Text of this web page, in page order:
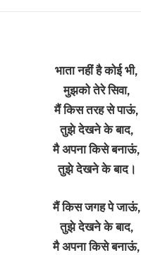
भाता नहीं है कोई भी,
मुझको तेरे सिवा,
मैं किस तरह से पाऊं,
तुझे देखने के बाद,
मै अपना किसे बनाऊं,
तुझे देखने के बाद।
मैं किस जगह पे जाऊं,
तुझे देखने के बाद,
मै अपना किसे बनाऊं,